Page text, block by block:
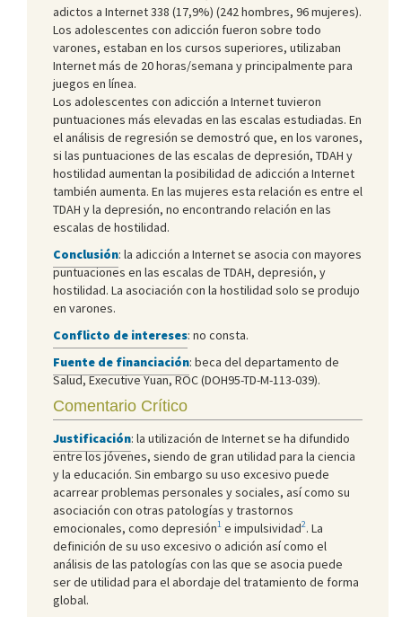
adictos a Internet 338 (17,9%) (242 hombres, 96 mujeres).
Los adolescentes con adicción fueron sobre todo
varones, estaban en los cursos superiores, utilizaban
Internet más de 20 horas/semana y principalmente para
juegos en línea.
Los adolescentes con adicción a Internet tuvieron
puntuaciones más elevadas en las escalas estudiadas. En
el análisis de regresión se demostró que, en los varones,
si las puntuaciones de las escalas de depresión, TDAH y
hostilidad aumentan la posibilidad de adicción a Internet
también aumenta. En las mujeres esta relación es entre el
TDAH y la depresión, no encontrando relación en las
escalas de hostilidad.
Conclusión: la adicción a Internet se asocia con mayores
puntuaciones en las escalas de TDAH, depresión, y
hostilidad. La asociación con la hostilidad solo se produjo
en varones.
Conflicto de intereses: no consta.
Fuente de financiación: beca del departamento de
Salud, Executive Yuan, ROC (DOH95-TD-M-113-039).
Comentario Crítico
Justificación: la utilización de Internet se ha difundido
entre los jóvenes, siendo de gran utilidad para la ciencia
y la educación. Sin embargo su uso excesivo puede
acarrear problemas personales y sociales, así como su
asociación con otras patologías y trastornos
emocionales, como depresión1 e impulsividad2. La
definición de su uso excesivo o adición así como el
análisis de las patologías con las que se asocia puede
ser de utilidad para el abordaje del tratamiento de forma
global.